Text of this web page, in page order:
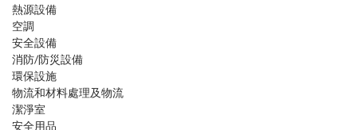
熱源設備
空調
安全設備
消防/防災設備
環保設施
物流和材料處理及物流
潔淨室
安全用品